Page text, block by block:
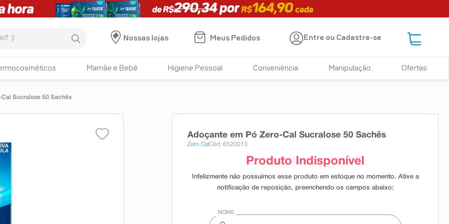
Nossas lojas
Meus Pedidos Entre ou Cadastre-se
Mamãe e Bebê Higiene Pessoal Conveniência Manipulação Ofertas
Sucralose 50 Sachês
Adoçante em Pó Zero-Cal Sucralose 50 Sachês
Zero CalCód: 6520013